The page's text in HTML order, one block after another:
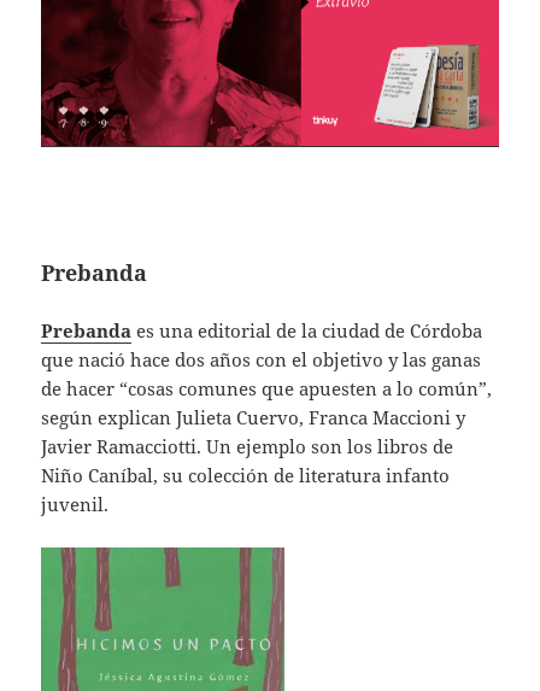
Prebanda
Prebanda es una editorial de la ciudad de Córdoba
que nació hace dos años con el objetivo y las ganas
de hacer “cosas comunes que apuesten a lo común”,
según explican Julieta Cuervo, Franca Maccioni y
Javier Ramacciotti. Un ejemplo son los libros de
Niño Caníbal, su colección de literatura infanto
juvenil.